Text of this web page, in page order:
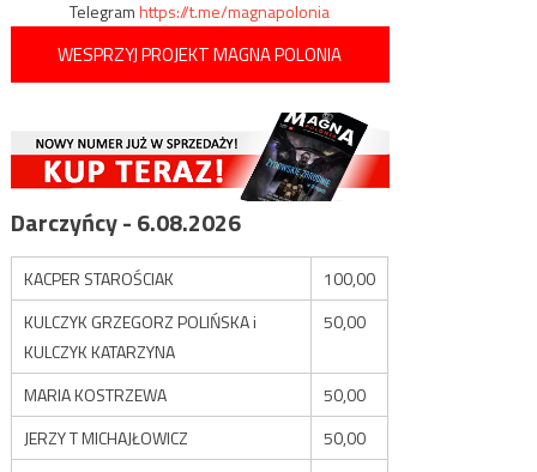
Telegramhttps://t.me/magnapolonia
WESPRZYJ PROJEKT MAGNA POLONIA
Darczyńcy - 6.08.2026
KACPER STAROŚCIAK
100,00
KULCZYK GRZEGORZ POLIŃSKA i
KULCZYK KATARZYNA
50,00
MARIA KOSTRZEWA
50,00
JERZY T MICHAJŁOWICZ
50,00